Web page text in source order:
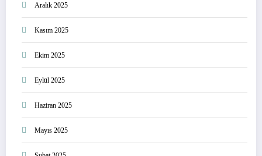
Aralık 2025
Kasım 2025
Ekim 2025
Eylül 2025
Haziran 2025
Mayıs 2025